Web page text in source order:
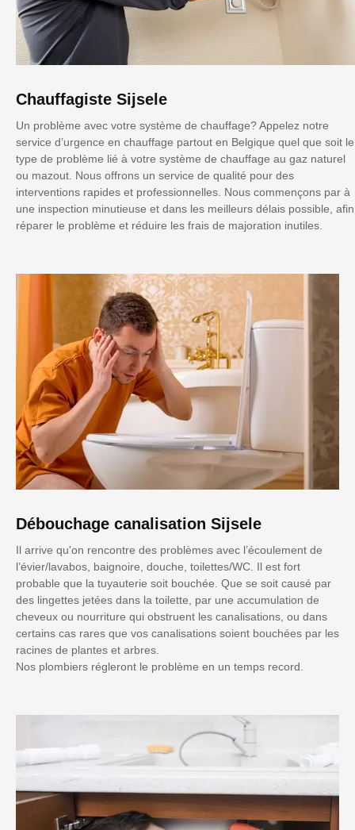
Chauffagiste Sijsele
Un problème avec votre système de chauffage? Appelez notre
service d’urgence en chauffage partout en Belgique quel que soit le
type de problème lié à votre système de chauffage au gaz naturel
ou mazout. Nous offrons un service de qualité pour des
interventions rapides et professionnelles. Nous commençons par à
une inspection minutieuse et dans les meilleurs délais possible, afin
réparer le problème et réduire les frais de majoration inutiles.
Débouchage canalisation Sijsele
Il arrive qu'on rencontre des problèmes avec l’écoulement de
l’évier/lavabos, baignoire, douche, toilettes/WC. Il est fort
probable que la tuyauterie soit bouchée. Que se soit causé par
des lingettes jetées dans la toilette, par une accumulation de
cheveux ou nourriture qui obstruent les canalisations, ou dans
certains cas rares que vos canalisations soient bouchées par les
racines de plantes et arbres.
Nos plombiers régleront le problème en un temps record.